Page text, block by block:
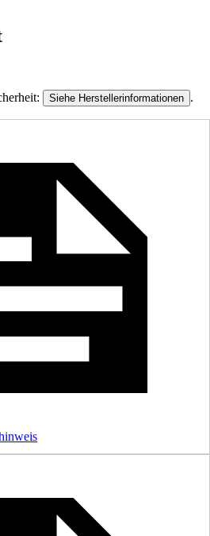
Siehe Herstellerinformationen .